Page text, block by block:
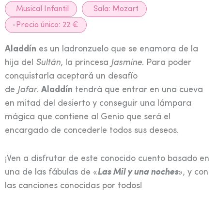
Musical Infantil Sala: Mozart
Precio único: 22 €
Aladdín es un ladronzuelo que se enamora de la
hija del Sultán, la princesa Jasmine. Para poder
conquistarla aceptará un desafío
de Jafar. Aladdín tendrá que entrar en una cueva
en mitad del desierto y conseguir una lámpara
mágica que contiene al Genio que será el
encargado de concederle todos sus deseos.
¡Ven a disfrutar de este conocido cuento basado en
una de las fábulas de «Las Mil y una noches», y con
las canciones conocidas por todos!